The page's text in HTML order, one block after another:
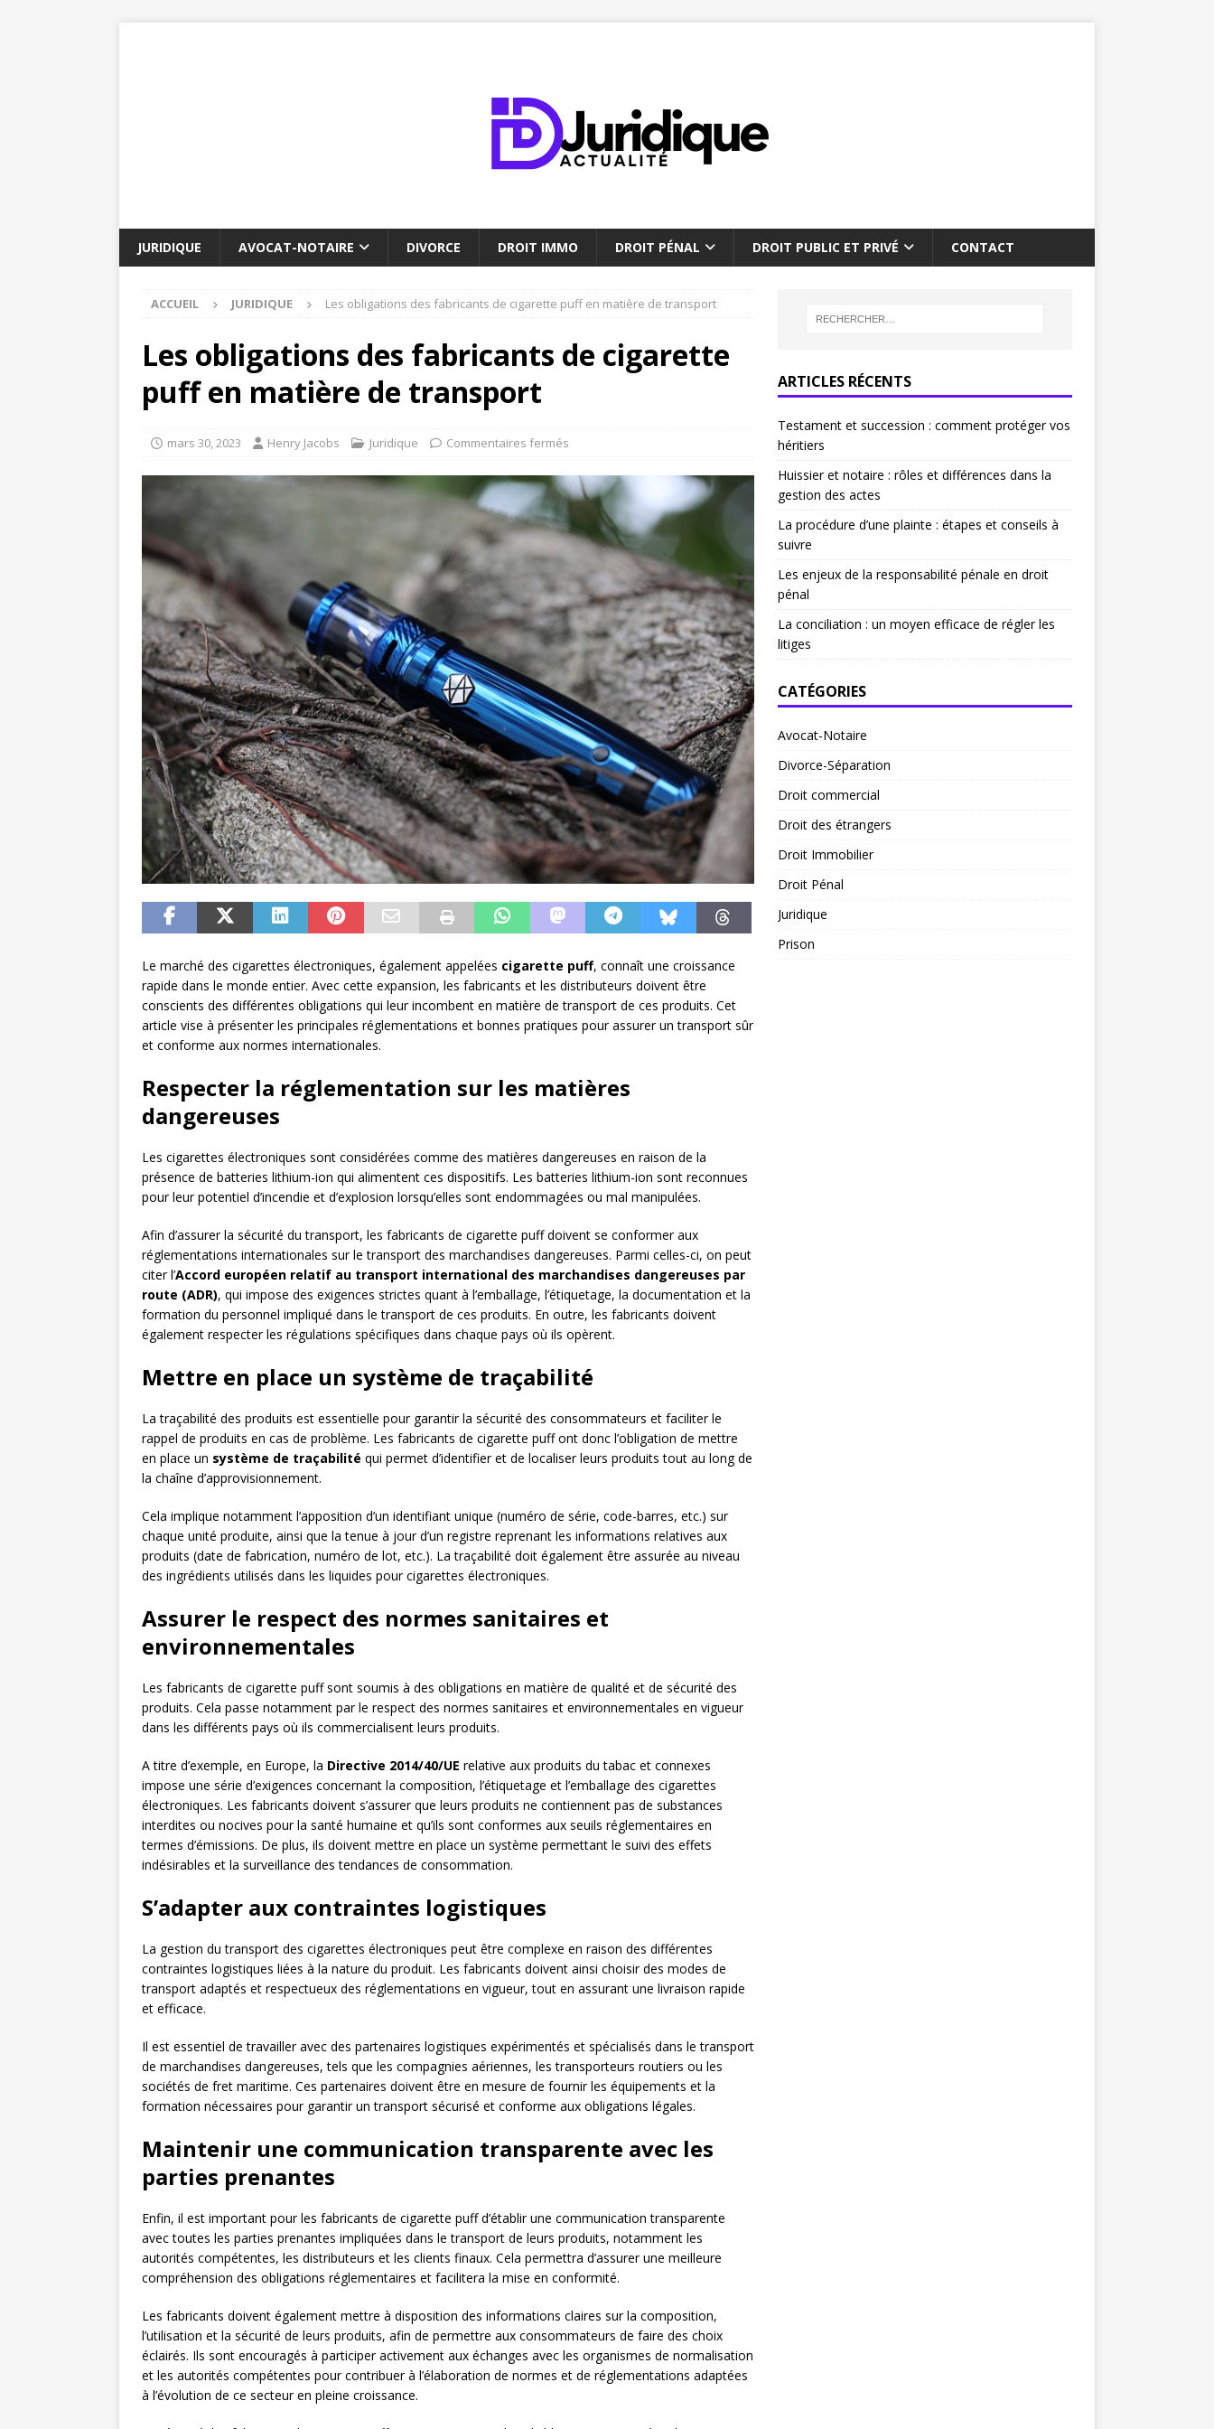
JURIDIQUE AVOCAT-NOTAIRE DIVORCE DROIT IMMO DROIT PÉNAL DROIT PUBLIC ET PRIVÉ CONTACT
ACCUEIL JURIDIQUE Les obligations des fabricants de cigarette puff en matière de transport
Les obligations des fabricants de cigarette
puff en matière de transport
mars 30, 2023 Henry Jacobs Juridique Commentaires fermés
Le marché des cigarettes électroniques, également appelées cigarette puff, connaît une croissance
rapide dans le monde entier. Avec cette expansion, les fabricants et les distributeurs doivent être
conscients des différentes obligations qui leur incombent en matière de transport de ces produits. Cet
article vise à présenter les principales réglementations et bonnes pratiques pour assurer un transport sûr
et conforme aux normes internationales.
Respecter la réglementation sur les matières
dangereuses
Les cigarettes électroniques sont considérées comme des matières dangereuses en raison de la
présence de batteries lithium-ion qui alimentent ces dispositifs. Les batteries lithium-ion sont reconnues
pour leur potentiel d’incendie et d’explosion lorsqu’elles sont endommagées ou mal manipulées.
Afin d’assurer la sécurité du transport, les fabricants de cigarette puff doivent se conformer aux
réglementations internationales sur le transport des marchandises dangereuses. Parmi celles-ci, on peut
citer l’Accord européen relatif au transport international des marchandises dangereuses par
route (ADR), qui impose des exigences strictes quant à l’emballage, l’étiquetage, la documentation et la
formation du personnel impliqué dans le transport de ces produits. En outre, les fabricants doivent
également respecter les régulations spécifiques dans chaque pays où ils opèrent.
Mettre en place un système de traçabilité
La traçabilité des produits est essentielle pour garantir la sécurité des consommateurs et faciliter le
rappel de produits en cas de problème. Les fabricants de cigarette puff ont donc l’obligation de mettre
en place un système de traçabilité qui permet d’identifier et de localiser leurs produits tout au long de
la chaîne d’approvisionnement.
Cela implique notamment l’apposition d’un identifiant unique (numéro de série, code-barres, etc.) sur
chaque unité produite, ainsi que la tenue à jour d’un registre reprenant les informations relatives aux
produits (date de fabrication, numéro de lot, etc.). La traçabilité doit également être assurée au niveau
des ingrédients utilisés dans les liquides pour cigarettes électroniques.
Assurer le respect des normes sanitaires et
environnementales
Les fabricants de cigarette puff sont soumis à des obligations en matière de qualité et de sécurité des
produits. Cela passe notamment par le respect des normes sanitaires et environnementales en vigueur
dans les différents pays où ils commercialisent leurs produits.
A titre d’exemple, en Europe, la Directive 2014/40/UE relative aux produits du tabac et connexes
impose une série d’exigences concernant la composition, l’étiquetage et l’emballage des cigarettes
électroniques. Les fabricants doivent s’assurer que leurs produits ne contiennent pas de substances
interdites ou nocives pour la santé humaine et qu’ils sont conformes aux seuils réglementaires en
termes d’émissions. De plus, ils doivent mettre en place un système permettant le suivi des effets
indésirables et la surveillance des tendances de consommation.
S’adapter aux contraintes logistiques
La gestion du transport des cigarettes électroniques peut être complexe en raison des différentes
contraintes logistiques liées à la nature du produit. Les fabricants doivent ainsi choisir des modes de
transport adaptés et respectueux des réglementations en vigueur, tout en assurant une livraison rapide
et efficace.
Il est essentiel de travailler avec des partenaires logistiques expérimentés et spécialisés dans le transport
de marchandises dangereuses, tels que les compagnies aériennes, les transporteurs routiers ou les
sociétés de fret maritime. Ces partenaires doivent être en mesure de fournir les équipements et la
formation nécessaires pour garantir un transport sécurisé et conforme aux obligations légales.
Maintenir une communication transparente avec les
parties prenantes
Enfin, il est important pour les fabricants de cigarette puff d’établir une communication transparente
avec toutes les parties prenantes impliquées dans le transport de leurs produits, notamment les
autorités compétentes, les distributeurs et les clients finaux. Cela permettra d’assurer une meilleure
compréhension des obligations réglementaires et facilitera la mise en conformité.
Les fabricants doivent également mettre à disposition des informations claires sur la composition,
l’utilisation et la sécurité de leurs produits, afin de permettre aux consommateurs de faire des choix
éclairés. Ils sont encouragés à participer activement aux échanges avec les organismes de normalisation
et les autorités compétentes pour contribuer à l’élaboration de normes et de réglementations adaptées
à l’évolution de ce secteur en pleine croissance.
ARTICLES RÉCENTS
Testament et succession : comment protéger vos
héritiers
Huissier et notaire : rôles et différences dans la
gestion des actes
La procédure d’une plainte : étapes et conseils à
suivre
Les enjeux de la responsabilité pénale en droit
pénal
La conciliation : un moyen efficace de régler les
litiges
CATÉGORIES
Avocat-Notaire
Divorce-Séparation
Droit commercial
Droit des étrangers
Droit Immobilier
Droit Pénal
Juridique
Prison